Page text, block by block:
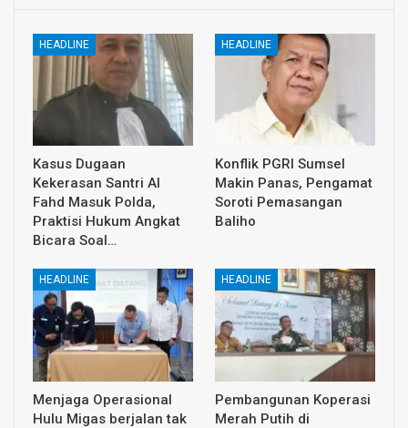
HEADLINE
Kasus Dugaan
Kekerasan Santri Al
Fahd Masuk Polda,
Praktisi Hukum Angkat
Bicara Soal…
HEADLINE
Konflik PGRI Sumsel
Makin Panas, Pengamat
Soroti Pemasangan
Baliho
HEADLINE
Menjaga Operasional
Hulu Migas berjalan tak
HEADLINE
Pembangunan Koperasi
Merah Putih di